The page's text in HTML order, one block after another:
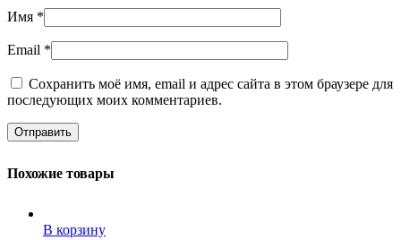
Имя *
Email *
Сохранить моё имя, email и адрес сайта в этом браузере для
последующих моих комментариев.
Похожие товары
В корзину